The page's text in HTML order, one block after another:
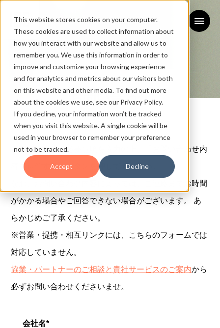
This website stores cookies on your computer.
These cookies are used to collect information about
how you interact with our website and allow us to
remember you. We use this information in order to
improve and customize your browsing experience
and for analytics and metrics about our visitors both
on this website and other media. To find out more
about the cookies we use, see our Privacy Policy.
If you decline, your information won’t be tracked
when you visit this website. A single cookie will be
used in your browser to remember your preference
not to be tracked.
Accept Decline
お問い合わせ
CONTACT
下記フォームに必要事項を入力の上、「お問い合わせ内
容を送信する」ボタンを押してください。
なお、お問い合わせ内容によっては、ご連絡までお時間
がかかる場合やご回答できない場合がございます。 あ
らかじめご了承ください。
※営業・提携・相互リンクには、こちらのフォームでは
対応していません。
協業・パートナーのご相談と貴社サービスのご案内から
必ずお問い合わせくださいませ。
会社名*